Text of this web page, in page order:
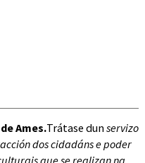
Ames.Trátase dunservizo
dos cidadáns e poder